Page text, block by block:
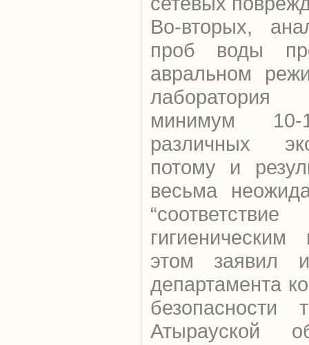
Во-вторых,
проб воды
авральном
минимум
различных
потому и
весьма
этом заявил
департамента
безопасности
Атырауской